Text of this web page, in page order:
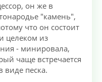
он же в
"камень",
что он состоит
целеком из
- минировала,
чаще встречается
виде песка.